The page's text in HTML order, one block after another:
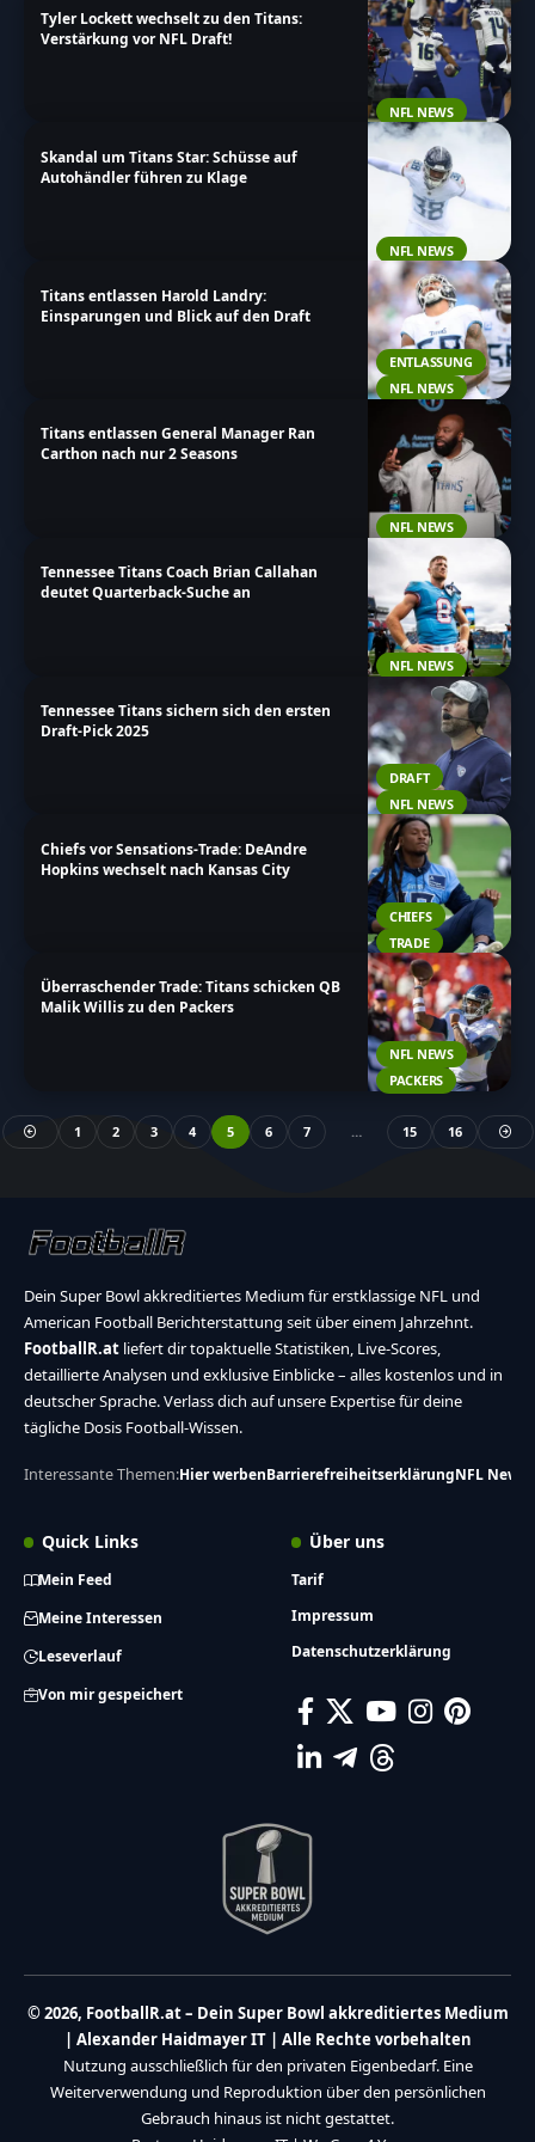
NFL NEWS
Tyler Lockett wechselt zu den Titans:
Verstärkung vor NFL Draft!
NFL NEWS
Skandal um Titans Star: Schüsse auf
Autohändler führen zu Klage
ENTLASSUNG
NFL NEWS
Titans entlassen Harold Landry:
Einsparungen und Blick auf den Draft
NFL NEWS
Titans entlassen General Manager Ran
Carthon nach nur 2 Seasons
NFL NEWS
Tennessee Titans Coach Brian Callahan
deutet Quarterback-Suche an
DRAFT
NFL NEWS
Tennessee Titans sichern sich den ersten
Draft-Pick 2025
CHIEFS
TRADE
Chiefs vor Sensations-Trade: DeAndre
Hopkins wechselt nach Kansas City
NFL NEWS
PACKERS
Überraschender Trade: Titans schicken QB
Malik Willis zu den Packers
1 2 3 4 5 6 7 … 15 16
Dein Super Bowl akkreditiertes Medium für erstklassige NFL und
American Football Berichterstattung seit über einem Jahrzehnt.
FootballR.at liefert dir topaktuelle Statistiken, Live-Scores,
detaillierte Analysen und exklusive Einblicke – alles kostenlos und in
deutscher Sprache. Verlass dich auf unsere Expertise für deine
tägliche Dosis Football-Wissen.
Interessante Themen:Hier werbenBarrierefreiheitserklärungNFL News
Quick Links
Mein Feed
Meine Interessen
Leseverlauf
Von mir gespeichert
Über uns
Tarif
Impressum
Datenschutzerklärung
© 2026, FootballR.at – Dein Super Bowl akkreditiertes Medium
| Alexander Haidmayer IT | Alle Rechte vorbehalten
Nutzung ausschließlich für den privaten Eigenbedarf. Eine
Weiterverwendung und Reproduktion über den persönlichen
Gebrauch hinaus ist nicht gestattet.